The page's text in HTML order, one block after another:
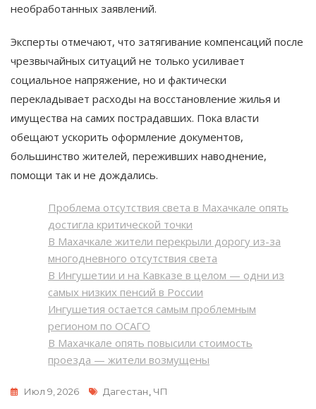
необработанных заявлений.
Эксперты отмечают, что затягивание компенсаций после
чрезвычайных ситуаций не только усиливает
социальное напряжение, но и фактически
перекладывает расходы на восстановление жилья и
имущества на самих пострадавших. Пока власти
обещают ускорить оформление документов,
большинство жителей, переживших наводнение,
помощи так и не дождались.
Проблема отсутствия света в Махачкале опять
достигла критической точки
В Махачкале жители перекрыли дорогу из-за
многодневного отсутствия света
В Ингушетии и на Кавказе в целом — одни из
самых низких пенсий в России
Ингушетия остается самым проблемным
регионом по ОСАГО
В Махачкале опять повысили стоимость
проезда — жители возмущены
Июл 9, 2026 Метки
Дагестан ЧП